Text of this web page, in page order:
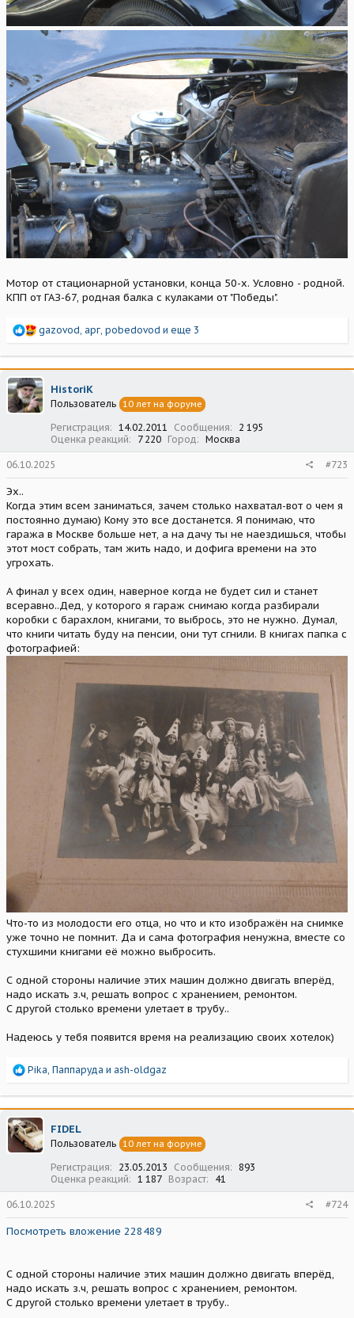
Мотор от стационарной установки, конца 50-х. Условно - родной.
КПП от ГАЗ-67, родная балка с кулаками от "Победы".
Р
а
к
ц
и
и
gazovod, арг, pobedovod и еще 3
HistoriK
Пользователь 10 лет на форуме
Регистрация 14.02.2011 Сообщения
2 195
Оценка реакций
7 220 Город Москва
06.10.2025 #723
Эх..
Когда этим всем заниматься, зачем столько нахватал-вот о чем я
постоянно думаю) Кому это все достанется. Я понимаю, что
гаража в Москве больше нет, а на дачу ты не наездишься, чтобы
этот мост собрать, там жить надо, и дофига времени на это
угрохать.
А финал у всех один, наверное когда не будет сил и станет
всеравно..Дед, у которого я гараж снимаю когда разбирали
коробки с барахлом, книгами, то выбрось, это не нужно. Думал,
что книги читать буду на пенсии, они тут сгнили. В книгах папка с
фотографией:
Что-то из молодости его отца, но что и кто изображён на снимке
уже точно не помнит. Да и сама фотография ненужна, вместе со
стухшими книгами её можно выбросить.
С одной стороны наличие этих машин должно двигать вперёд,
надо искать з.ч, решать вопрос с хранением, ремонтом.
С другой столько времени улетает в трубу..
Надеюсь у тебя появится время на реализацию своих хотелок)
Р
а
к
ц
и
и
Pika, Паппаруда и ash-oldgaz
FIDEL
Пользователь 10 лет на форуме
Регистрация 23.05.2013 Сообщения
893
Оценка реакций
1 187 Возраст 41
06.10.2025 #724
Посмотреть вложение 228489
С одной стороны наличие этих машин должно двигать вперёд,
надо искать з.ч, решать вопрос с хранением, ремонтом.
С другой столько времени улетает в трубу..